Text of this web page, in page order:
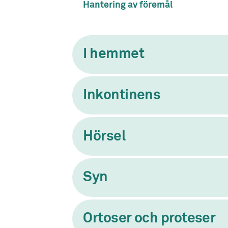
Hantering av föremål
I hemmet
Inkontinens
Hörsel
Syn
Ortoser och proteser